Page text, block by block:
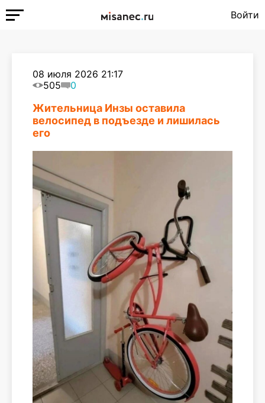
Войти
08 июля 2026 21:17
505
0
Жительница Инзы оставила
велосипед в подъезде и лишилась
его